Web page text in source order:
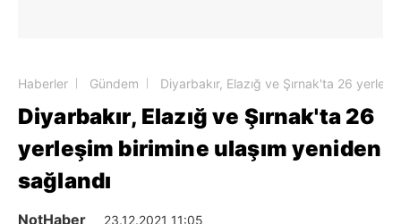
Haberler Gündem Diyarbakır, Elazığ ve Şırnak'ta 26
Diyarbakır, Elazığ ve Şırnak'ta 26
yerleşim birimine ulaşım yeniden
sağlandı
NotHaber 23.12.2021 11:05